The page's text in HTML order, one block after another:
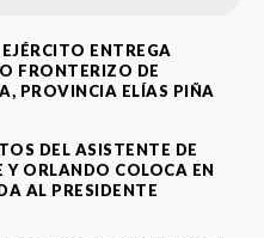
ENTREGA
FRONTERIZO DE
PROVINCIA ELÍAS PIÑA
DEL ASISTENTE DE
Y ORLANDO COLOCA EN
AL PRESIDENTE